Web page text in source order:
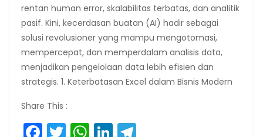
rentan human error, skalabilitas terbatas, dan analitik
pasif. Kini, kecerdasan buatan (AI) hadir sebagai
solusi revolusioner yang mampu mengotomasi,
mempercepat, dan memperdalam analisis data,
menjadikan pengelolaan data lebih efisien dan
strategis. 1. Keterbatasan Excel dalam Bisnis Modern
Share This :